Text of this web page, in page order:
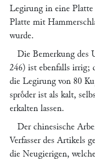
Legirung in eine Platte
Platte mit
wurde.
Die Bemerkung des
246) ist ebenfalls irrig;
die Legirung von 80
sproͤder ist als kalt,
erkalten lassen.
Der chinesische
Verfasser des Artikels
die Neugierigen,